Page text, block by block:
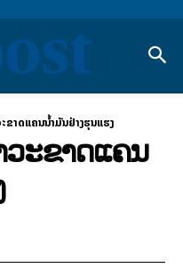
ຂາດແຄນນ້ຳມັນຢ່າງຮຸນແຮງ
ະຂາດແຄນ